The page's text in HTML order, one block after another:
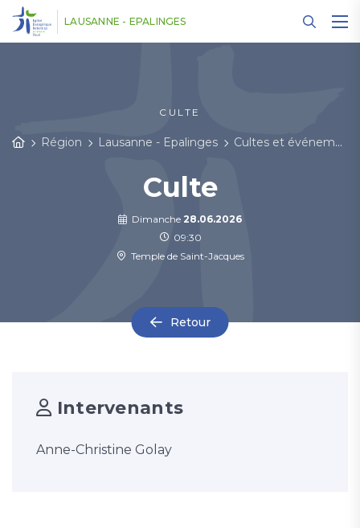
LAUSANNE - EPALINGES
CULTE
Région Lausanne - Epalinges Cultes et événements
Culte
Dimanche 28.06.2026
09:30
Temple de Saint-Jacques
Retour
Intervenants
Anne-Christine Golay
Panneau de gestion des cookies